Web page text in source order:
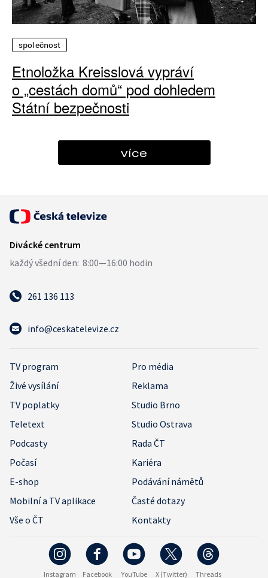
společnost
Etnoložka Kreisslová vypráví
o „cestách domů“ pod dohledem
Státní bezpečnosti
více
261 136 113
info@ceskatelevize.cz
TV program
Pro média
Živé vysílání
Reklama
TV poplatky
Studio Brno
Teletext
Studio Ostrava
Podcasty
Rada ČT
Počasí
Kariéra
E-shop
Podávání námětů
Mobilní a TV aplikace
Časté dotazy
Vše o ČT
Kontakty
Instagram Facebook YouTube X (Twitter) Threads